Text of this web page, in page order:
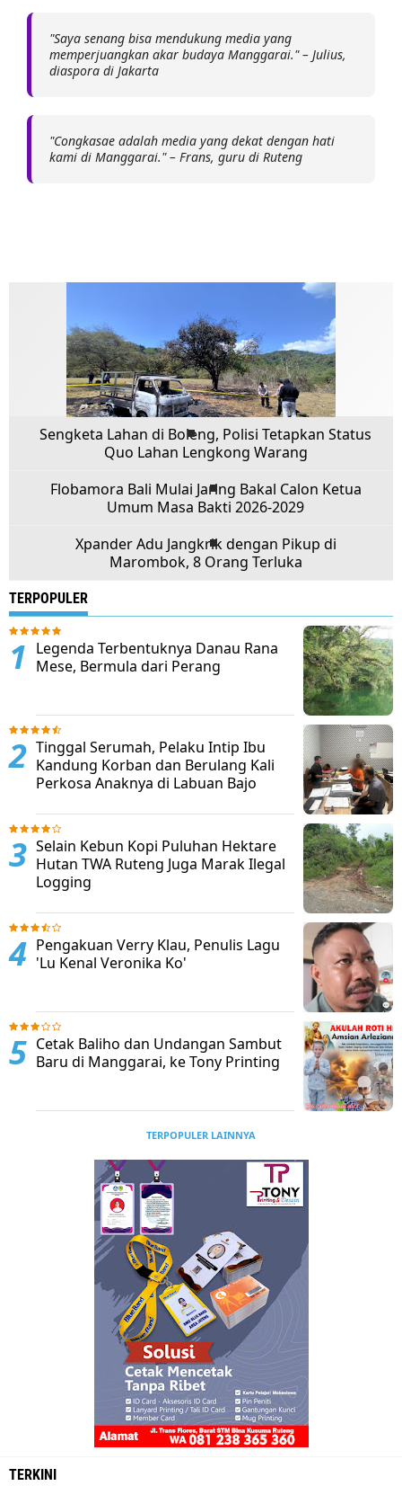
"Saya senang bisa mendukung media yang
memperjuangkan akar budaya Manggarai." – Julius,
diaspora di Jakarta
"Congkasae adalah media yang dekat dengan hati
kami di Manggarai." – Frans, guru di Ruteng
Sengketa Lahan di Boleng, Polisi Tetapkan Status
Quo Lahan Lengkong Warang
Flobamora Bali Mulai Jaring Bakal Calon Ketua
Umum Masa Bakti 2026-2029
Xpander Adu Jangkrik dengan Pikup di
Marombok, 8 Orang Terluka
TERPOPULER
Legenda Terbentuknya Danau Rana
Mese, Bermula dari Perang
Tinggal Serumah, Pelaku Intip Ibu
Kandung Korban dan Berulang Kali
Perkosa Anaknya di Labuan Bajo
Selain Kebun Kopi Puluhan Hektare
Hutan TWA Ruteng Juga Marak Ilegal
Logging
Pengakuan Verry Klau, Penulis Lagu
'Lu Kenal Veronika Ko'
Cetak Baliho dan Undangan Sambut
Baru di Manggarai, ke Tony Printing
TERPOPULER LAINNYA
TERKINI